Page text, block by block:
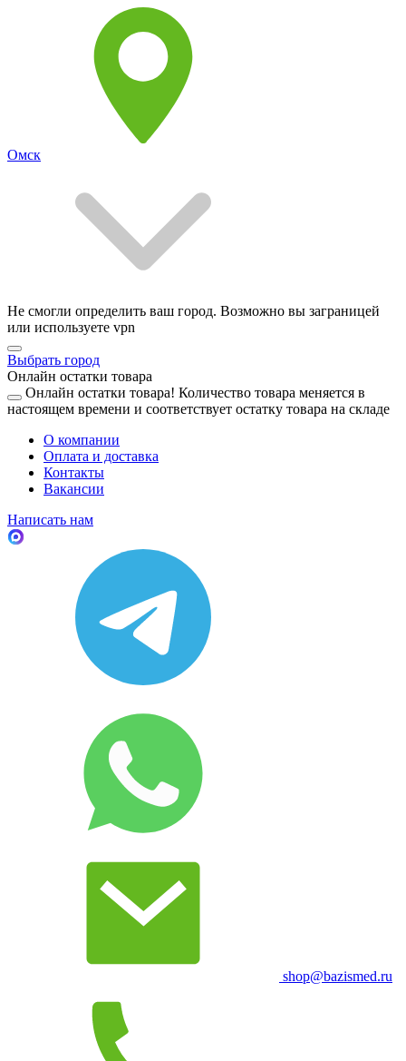
Омск
Не смогли определить ваш город. Возможно вы заграницей
или используете vpn
Выбрать город
Онлайн остатки товара
Онлайн остатки товара! Количество товара меняется в
настоящем времени и соответствует остатку товара на складе
О компании
Оплата и доставка
Контакты
Вакансии
Написать нам
shop@bazismed.ru